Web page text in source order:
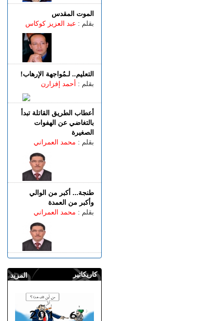
الموت المقدس
بقلم : عبد العزيز كوكاس
التعليم.. لـمُواجهة الإرهاب!
بقلم : أحمد إفزارن
أعطاب الطريق القاتلة تبدأ
بالتغاضي عن الهفوات
الصغيرة
بقلم : محمد العمراني
طنجة... أكبر من الوالي
وأكبر من العمدة
بقلم : محمد العمراني
المزيد كاريكاتير